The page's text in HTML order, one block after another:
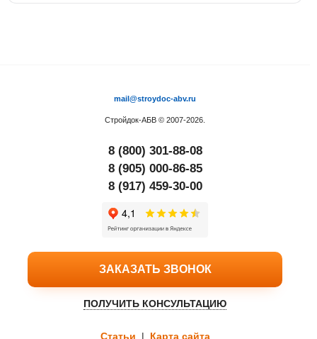
mail@stroydoc-abv.ru
Стройдок-АБВ © 2007-2026.
ЗАКАЗАТЬ ЗВОНОК
ПОЛУЧИТЬ КОНСУЛЬТАЦИЮ
8 (800) 301-88-08
8 (905) 000-86-85
8 (917) 459-30-00
Статьи | Карта сайта